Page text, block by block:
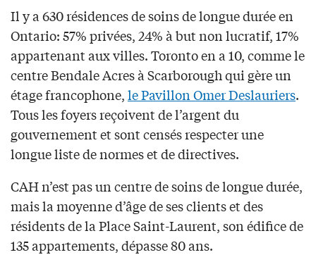
Il y a 630 résidences de soins de longue durée en
Ontario: 57% privées, 24% à but non lucratif, 17%
appartenant aux villes. Toronto en a 10, comme le
centre Bendale Acres à Scarborough qui gère un
étage francophone,le Pavillon Omer Deslauriers.
Tous les foyers reçoivent de l’argent du
gouvernement et sont censés respecter une
longue liste de normes et de directives.
CAH n’est pas un centre de soins de longue durée,
mais la moyenne d’âge de ses clients et des
résidents de la Place Saint-Laurent, son édifice de
135 appartements, dépasse 80 ans.